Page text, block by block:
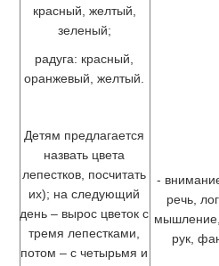
красный, желтый,
зеленый;
радуга: красный,
оранжевый, желтый.
Детям предлагается
назвать цвета
лепестков, посчитать
их); на следующий
день – вырос цветок с
тремя лепестками,
потом – с четырьмя и
-
речь,
рук,